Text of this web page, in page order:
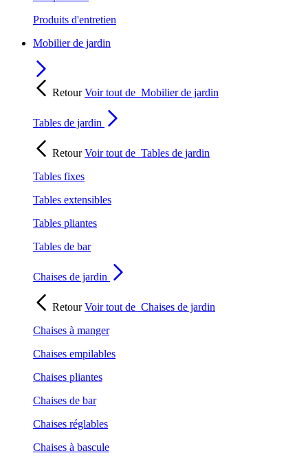
Produits d'entretien
Mobilier de jardin
RetourVoir tout de Mobilier de jardin
Tables de jardin
RetourVoir tout de Tables de jardin
Tables fixes
Tables extensibles
Tables pliantes
Tables de bar
Chaises de jardin
RetourVoir tout de Chaises de jardin
Chaises à manger
Chaises empilables
Chaises pliantes
Chaises de bar
Chaises réglables
Chaises à bascule